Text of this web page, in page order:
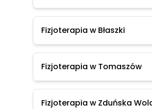
Fizjoterapia w Błaszki
Fizjoterapia w Tomaszów
Fizjoterapia w Zduńska